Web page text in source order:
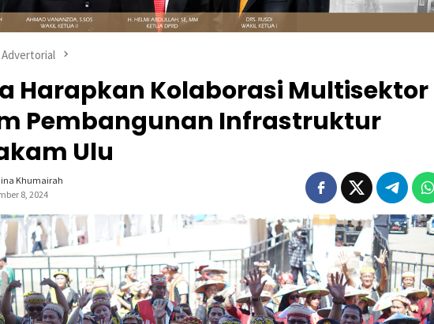
Advertorial
Harapkan Kolaborasi Multisektor
Pembangunan Infrastruktur
Ulu
Khumairah
8, 2024